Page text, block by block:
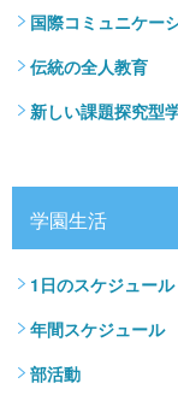
国際コミュニケー
伝統の全人教育
新しい課題探究型
学園生活
1日のスケジュール
年間スケジュール
部活動